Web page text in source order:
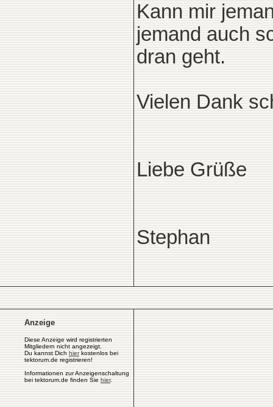
Kann mir
jemand auch
dran geht.
Vielen Dank
Liebe Grüße
Stephan
Anzeige
Diese Anzeige wird registrierten
Mitgliedern nicht angezeigt.
Du kannst Dich hierkostenlos bei
tektorum.de registrieren!
Informationen zur Anzeigenschaltung
bei tektorum.de finden Sie hier.